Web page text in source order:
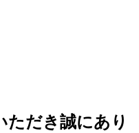
ただき誠にあり